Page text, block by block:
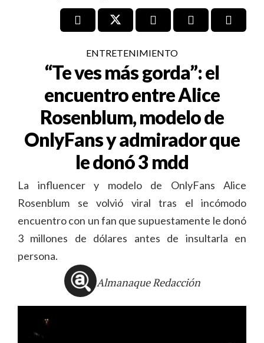
ENTRETENIMIENTO
“Te ves más gorda”: el
encuentro entre Alice
Rosenblum, modelo de
OnlyFans y admirador que
le donó 3 mdd
La influencer y modelo de OnlyFans Alice
Rosenblum se volvió viral tras el incómodo
encuentro con un fan que supuestamente le donó
3 millones de dólares antes de insultarla en
persona.
Almanaque Redacción